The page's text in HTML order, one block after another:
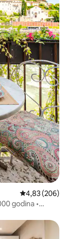
prosječna
4,83 (206)
godina •